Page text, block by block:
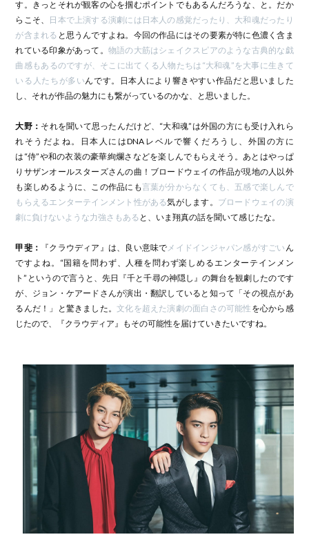
す。きっとそれが観客の心を掴むポイントでもあるんだろうな、と。だか
らこそ、
日本で上演する演劇には日本人の感覚だったり、大和魂だったり
が含まれる と思うんですよね。今回の作品にはその要素が特に色濃く含ま
れている印象があって。 物語の大筋はシェイクスピアのような古典的な戯
曲感もあるのですが、そこに出てくる人物たちは“大和魂”を大事に生きて
いる人たちが多いんです。日本人により響きやすい作品だと思いました
し、それが作品の魅力にも繋がっているのかな、と思いました。
大野： それを聞いて思ったんだけど、“大和魂”は外国の方にも受け入れら
れそうだよね。日本人にはDNAレベルで響くだろうし、外国の方に
は“侍”や和の衣装の豪華絢爛さなどを楽しんでもらえそう。あとはやっぱ
りサザンオールスターズさんの曲！ブロードウェイの作品が現地の人以外
も楽しめるように、この作品にも言葉が分からなくても、五感で楽しんで
もらえるエンターテインメント性がある気がします。 ブロードウェイの演
劇に負けないような力強さもある と、いま翔真の話を聞いて感じたな。
甲斐： 『クラウディア』は、良い意味でメイドインジャパン感がすごい ん
ですよね。“国籍を問わず、人種を問わず楽しめるエンターテインメン
ト”というので言うと、先日『千と千尋の神隠し』の舞台を観劇したのです
が、ジョン・ケアードさんが演出・翻訳していると知って「その視点があ
るんだ！」と驚きました。文化を超えた演劇の面白さの可能性 を心から感
じたので、『クラウディア』もその可能性を届けていきたいですね。